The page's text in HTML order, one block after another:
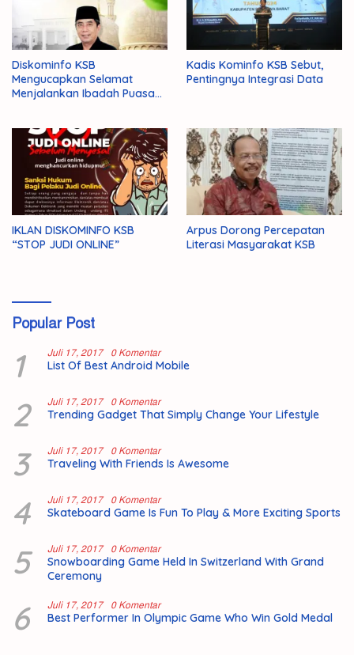
Diskominfo KSB
Mengucapkan Selamat
Menjalankan Ibadah Puasa
Kadis Kominfo KSB Sebut,
Pentingnya Integrasi Data
IKLAN DISKOMINFO KSB
“STOP JUDI ONLINE”
Arpus Dorong Percepatan
Literasi Masyarakat KSB
Popular Post
1 Juli 17, 2017 0 Komentar
List Of Best Android Mobile
2 Juli 17, 2017 0 Komentar
Trending Gadget That Simply Change Your Lifestyle
3 Juli 17, 2017 0 Komentar
Traveling With Friends Is Awesome
4 Juli 17, 2017 0 Komentar
Skateboard Game Is Fun To Play & More Exciting Sports
5 Juli 17, 2017 0 Komentar
Snowboarding Game Held In Switzerland With Grand
Ceremony
6 Juli 17, 2017 0 Komentar
Best Performer In Olympic Game Who Win Gold Medal